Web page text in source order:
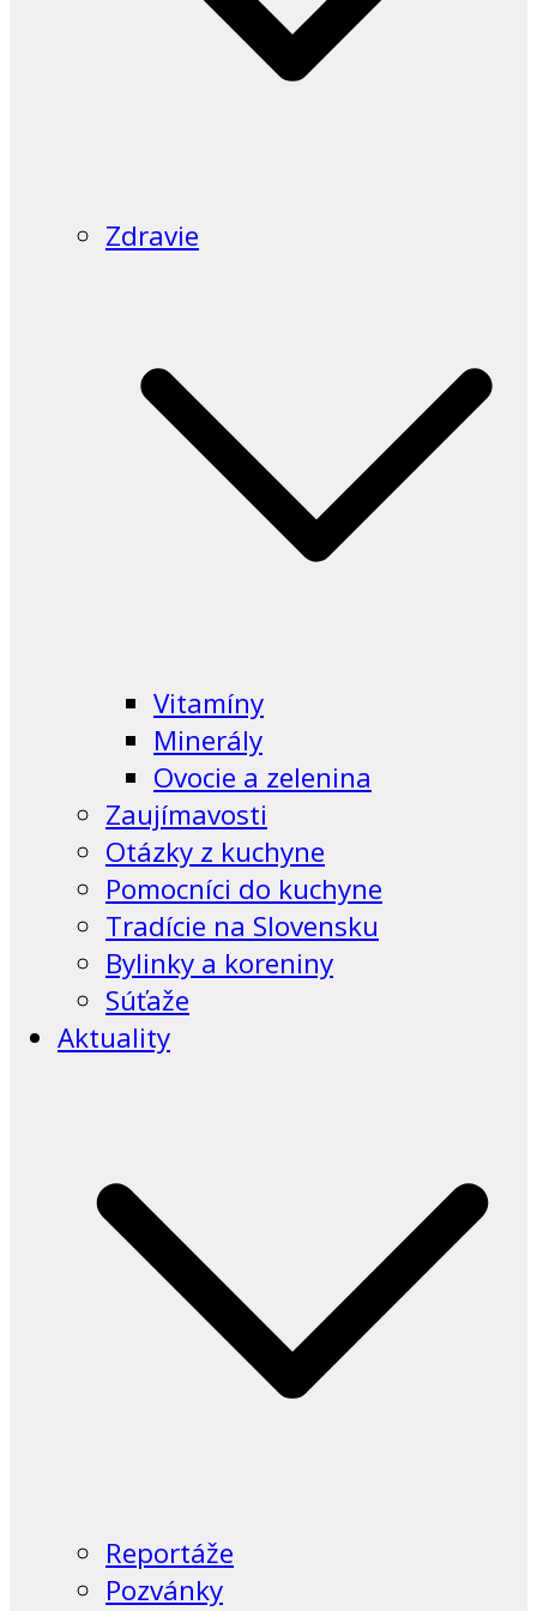
Zdravie
Vitamíny
Minerály
Ovocie a zelenina
Zaujímavosti
Otázky z kuchyne
Pomocníci do kuchyne
Tradície na Slovensku
Bylinky a koreniny
Súťaže
Aktuality
Reportáže
Pozvánky